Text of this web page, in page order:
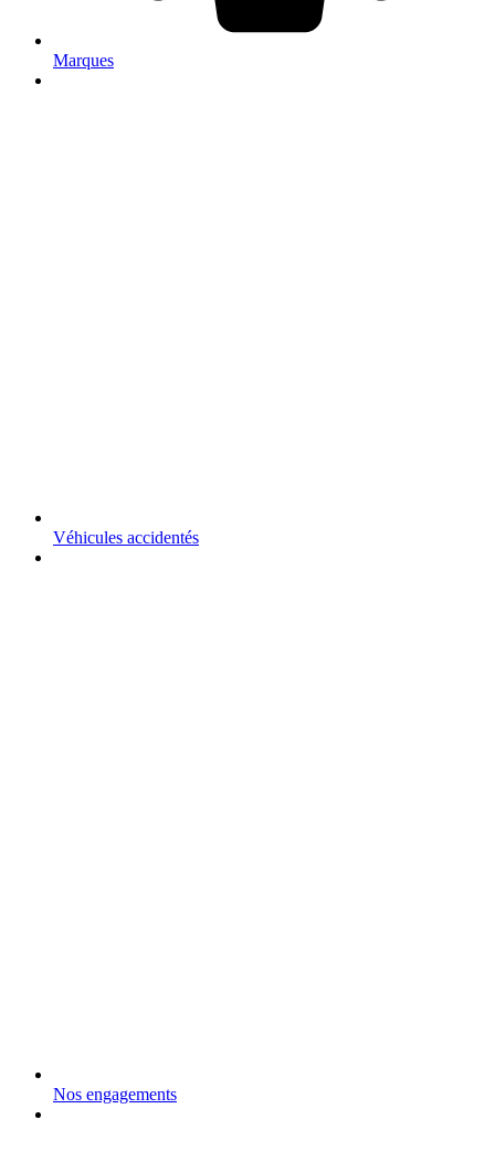
Marques
Véhicules accidentés
Nos engagements